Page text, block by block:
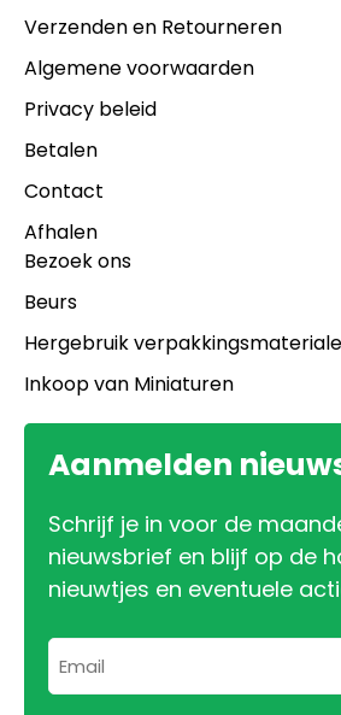
Verzenden en Retourneren
Algemene voorwaarden
Privacy beleid
Betalen
Contact
Afhalen
Bezoek ons
Beurs
Hergebruik
Inkoop van Miniaturen
Aanmelden
Schrijf je in voor de
nieuwsbrief en blijf op de
nieuwtjes en eventuele